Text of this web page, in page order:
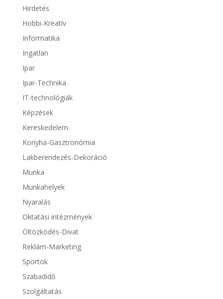
Hirdetés
Hobbi-Kreatív
Informatika
Ingatlan
Ipar
Ipar-Technika
IT-technológiák
Képzések
Kereskedelem
Konyha-Gasztronómia
Lakberendezés-Dekoráció
Munka
Munkahelyek
Nyaralás
Oktatási intézmények
Öltözködés-Divat
Reklám-Marketing
Sportok
Szabadidő
Szolgáltatás